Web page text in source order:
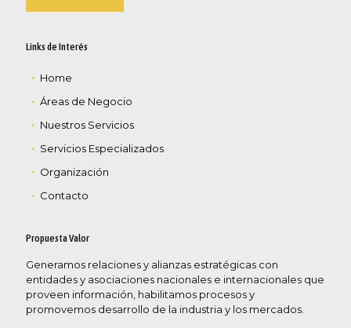
Links de Interés
Home
Áreas de Negocio
Nuestros Servicios
Servicios Especializados
Organización
Contacto
Propuesta Valor
Generamos relaciones y alianzas estratégicas con
entidades y asociaciones nacionales e internacionales que
proveen información, habilitamos procesos y
promovemos desarrollo de la industria y los mercados.